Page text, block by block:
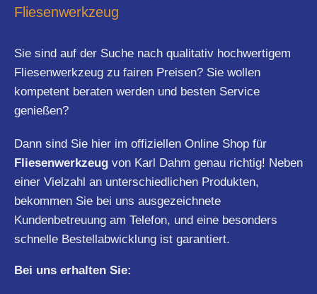
Fliesenwerkzeug
Sie sind auf der Suche nach qualitativ hochwertigem
Fliesenwerkzeug zu fairen Preisen? Sie wollen
kompetent beraten werden und besten Service
genießen?
Dann sind Sie hier im offiziellen Online Shop für
Fliesenwerkzeug von Karl Dahm genau richtig! Neben
einer Vielzahl an unterschiedlichen Produkten,
bekommen Sie bei uns ausgezeichnete
Kundenbetreuung am Telefon, und eine besonders
schnelle Bestellabwicklung ist garantiert.
Bei uns erhalten Sie: